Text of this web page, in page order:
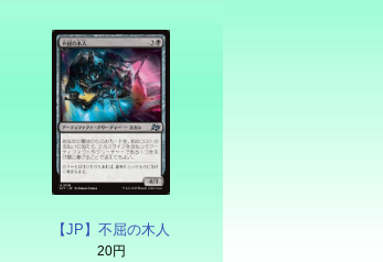
【JP】不屈の木人
20円